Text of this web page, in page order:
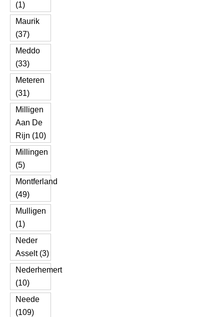
(1)
Maurik
(37)
Meddo
(33)
Meteren
(31)
Milligen
Aan De
Rijn (10)
Millingen
(5)
Montferland
(49)
Mulligen
(1)
Neder
Asselt (3)
Nederhemert
(10)
Neede
(109)